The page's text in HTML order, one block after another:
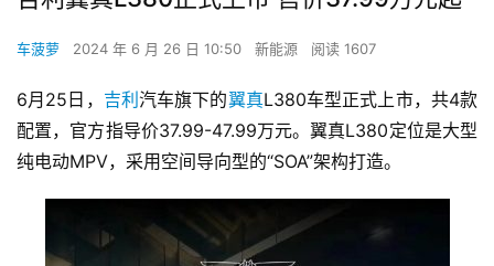
车菠萝 2024 年 6 月 26 日 10:50 新能源 阅读 1607
6月25日， 吉利 汽车旗下的翼真L380车型正式上市，共4款
配置，官方指导价37.99-47.99万元。翼真L380定位是大型
纯电动MPV，采用空间导向型的“SOA”架构打造。